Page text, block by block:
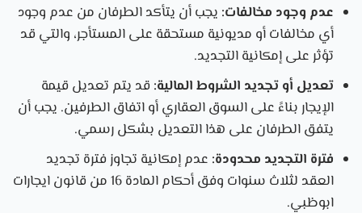
عدم وجود مخالفات: يجب أن يتأكد الطرفان من عدم وجود
أي مخالفات أو مديونية مستحقة على المستأجر، والتي قد
تؤثر على إمكانية التجديد.
تعديل أو تجديد الشروط المالية: قد يتم تعديل قيمة
الإيجار بناءً على السوق العقاري أو اتفاق الطرفين. يجب أن
يتفق الطرفان على هذا التعديل بشكل رسمي.
فترة التجديد محدودة: عدم إمكانية تجاوز فترة تجديد
العقد لثلاث سنوات وفق أحكام المادة 16 من قانون ايجارات
ابوظبي.